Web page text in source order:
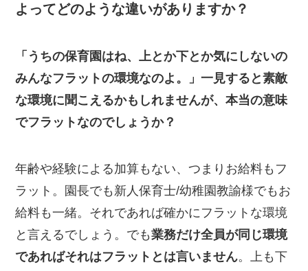
よってどのような違いがありますか？
「うちの保育園はね、上とか下とか気にしないの
みんなフラットの環境なのよ。」一見すると素敵
な環境に聞こえるかもしれませんが、本当の意味
でフラットなのでしょうか？
年齢や経験による加算もない、つまりお給料もフ
ラット。園長でも新人保育士/幼稚園教諭様でもお
給料も一緒。それであれば確かにフラットな環境
と言えるでしょう。でも業務だけ全員が同じ環境
であればそれはフラットとは言いません。上も下